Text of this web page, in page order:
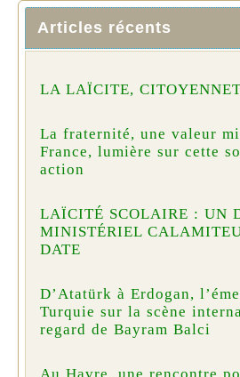
Articles récents
LA LAÏCITE,
La fraternité, une valeur
France, lumière sur cette
action
LAÏCITÉ SCOLAIRE : UN
MINISTÉRIEL
DATE
D’Atatürk à Erdogan,
Turquie sur la scène
regard de Bayram Balci
Au Havre, une rencontre